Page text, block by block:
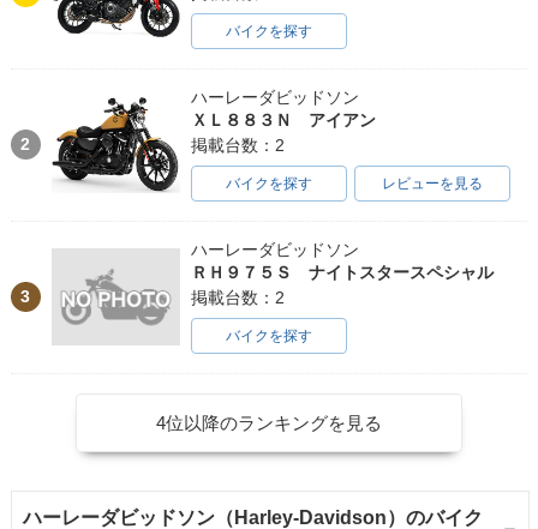
バイクを探す
2
ハーレーダビッドソン
ＸＬ８８３Ｎ アイアン
掲載台数：2
バイクを探す レビューを見る
3
ハーレーダビッドソン
ＲＨ９７５Ｓ ナイトスタースペシャル
掲載台数：2
バイクを探す
4位以降のランキングを見る
ハーレーダビッドソン（Harley-Davidson）のバイク